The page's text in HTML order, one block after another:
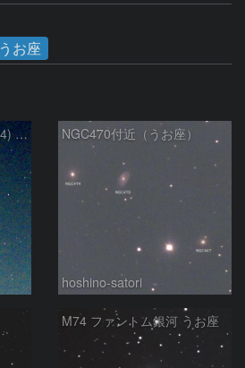
うお座
夜空は宝石箱(うお座 M74) Seestar50 NGC470付近（うお座）
hoshino-satori
M74 ファントム銀河 うお座